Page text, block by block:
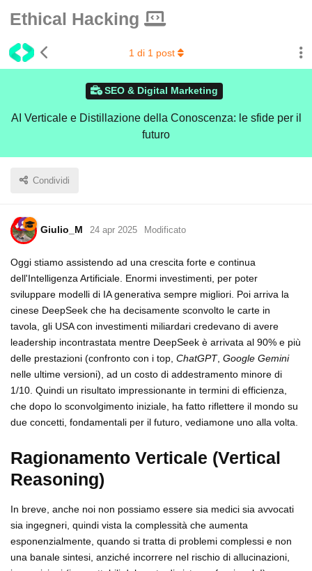
Ethical Hacking
SEO & Digital Marketing
AI Verticale e Distillazione della Conoscenza: le sfide per il
futuro
Condividi
1 di 1 post
Giulio_M 24 apr 2025 Modificato
Oggi stiamo assistendo ad una crescita forte e continua
dell'Intelligenza Artificiale. Enormi investimenti, per poter
sviluppare modelli di IA generativa sempre migliori. Poi arriva la
cinese DeepSeek che ha decisamente sconvolto le carte in
tavola, gli USA con investimenti miliardari credevano di avere
leadership incontrastata mentre DeepSeek è arrivata al 90% e più
delle prestazioni (confronto con i top, ChatGPT, Google Gemini
nelle ultime versioni), ad un costo di addestramento minore di
1/10. Quindi un risultato impressionante in termini di efficienza,
che dopo lo sconvolgimento iniziale, ha fatto riflettere il mondo su
due concetti, fondamentali per il futuro, vediamone uno alla volta.
Ragionamento Verticale (Vertical
Reasoning)
In breve, anche noi non possiamo essere sia medici sia avvocati
sia ingegneri, quindi vista la complessità che aumenta
esponenzialmente, quando si tratta di problemi complessi e non
una banale sintesi, anziché incorrere nel rischio di allucinazioni,